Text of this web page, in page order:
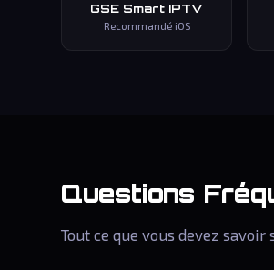
GSE Smart IPTV
Recommandé iOS
Questions
Tout ce que vous devez savoir